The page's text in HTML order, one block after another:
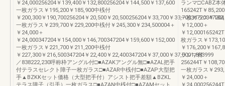
￥24,000256204￥139,400￥132,800256204￥144,500￥137,600
一枚ガラス￥195,200￥185,900中桟付
￥200,300￥190,700256204￥20,500￥20,500256204￥33,700￥
一枚ガラス￥239,700￥229,200中桟付￥245,300￥234,500004＋
￥24,000＋
￥24,000347204￥154,000￥146,700347204￥159,600￥152,000
一枚ガラス￥221,700￥211,200中桟付
￥227,300￥216,500347204￥22,400￥22,400347204￥37,000￥37,0001,883999
／838222,230呼称枠アングル付□■AZAKアングル無□■AZAL把手
付テラスセレクト障子一枚ガラス□■AZAR中桟付□■AZAP大型把
手▲BZKKセット価格（大型把手付）アシスト把手差額▲BZKL
テラス障子（引手）一枚ガラス□■AZAN中桟付□■AZAMセット
ランマ□CABZ本
165242T￥
一枚ガラス￥
￥12,000＋
￥
枚ガラス￥
￥176,200￥
ランマ付
256244T￥
一枚ガラス￥
￥24,000＋
￥